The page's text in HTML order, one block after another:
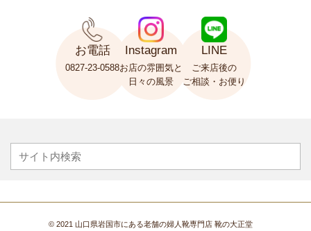
お電話
0827-23-0588
Instagram
お店の雰囲気と
日々の風景
LINE
ご来店後の
ご相談・お便り
© 2021 山口県岩国市にある老舗の婦人靴専門店 靴の大正堂